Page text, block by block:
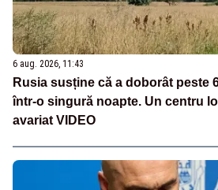
6 aug. 2026, 11:43
Rusia susține că a doborât peste
într-o singură noapte. Un centru
avariat VIDEO